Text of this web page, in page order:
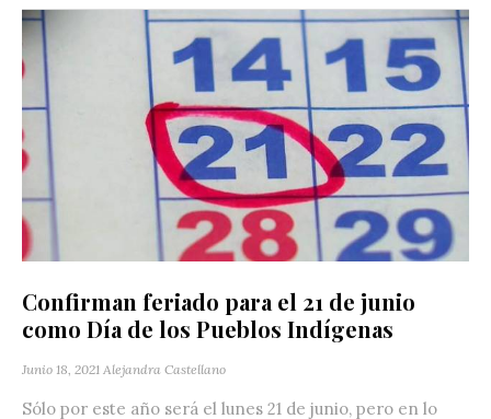
Confirman feriado para el 21 de junio
como Día de los Pueblos Indígenas
Junio 18, 2021 Alejandra Castellano
Sólo por este año será el lunes 21 de junio, pero en lo